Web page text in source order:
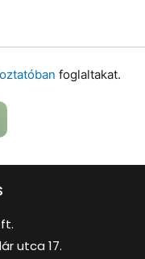
foglaltakat.
utca 17.